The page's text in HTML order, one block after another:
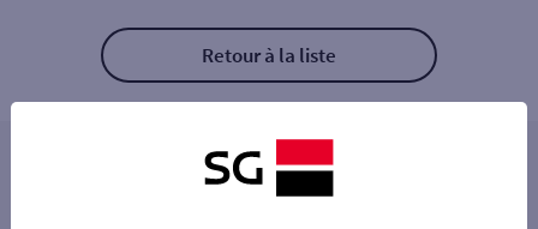
Retour à la liste
Les distributeurs/automates à proximité